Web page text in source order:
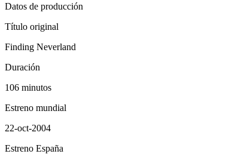
Datos de producción
Título original
Finding Neverland
Duración
106 minutos
Estreno mundial
22-oct-2004
Estreno España